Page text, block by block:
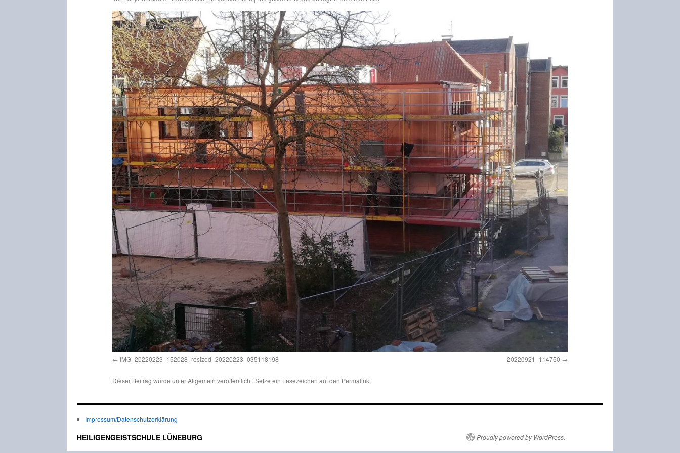
IMG_20220223_152028_resized_20220223_035118198 20220921_114750
Dieser Beitrag wurde unterAllgemein veröffentlicht. Setze ein Lesezeichen auf den Permalink.
Impressum/Datenschutzerklärung
HEILIGENGEISTSCHULE LÜNEBURG Proudly powered by WordPress.